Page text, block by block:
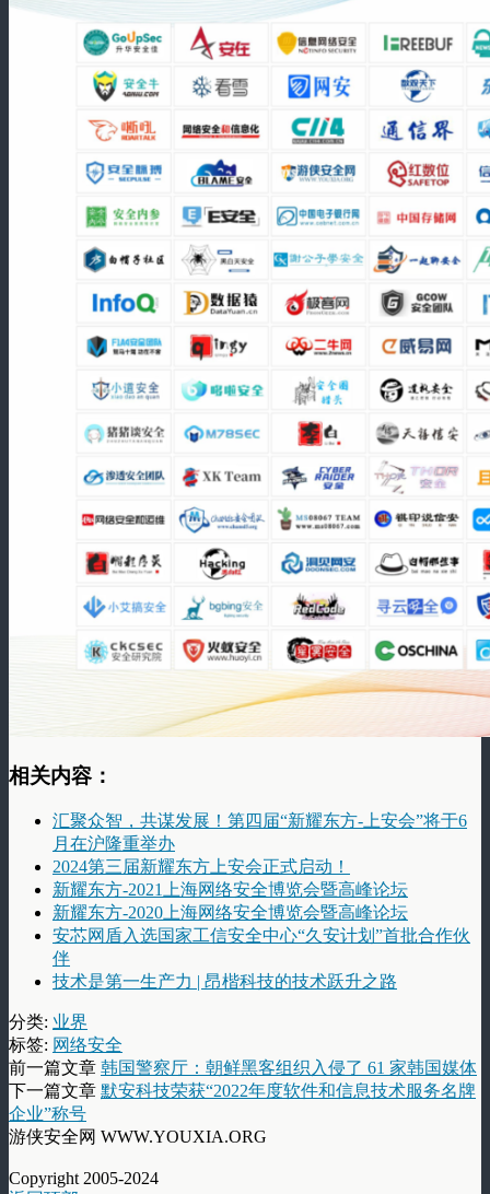
相关内容：
汇聚众智，共谋发展！第四届“新耀东方-上安会”将于6
月在沪隆重举办
2024第三届新耀东方上安会正式启动！
新耀东方-2021上海网络安全博览会暨高峰论坛
新耀东方-2020上海网络安全博览会暨高峰论坛
安芯网盾入选国家工信安全中心“久安计划”首批合作伙
伴
技术是第一生产力 | 昂楷科技的技术跃升之路
分类: 业界
标签: 网络安全
前一篇文章 韩国警察厅：朝鲜黑客组织入侵了 61 家韩国媒体
下一篇文章 默安科技荣获“2022年度软件和信息技术服务名牌
企业”称号
游侠安全网 WWW.YOUXIA.ORG
Copyright 2005-2024